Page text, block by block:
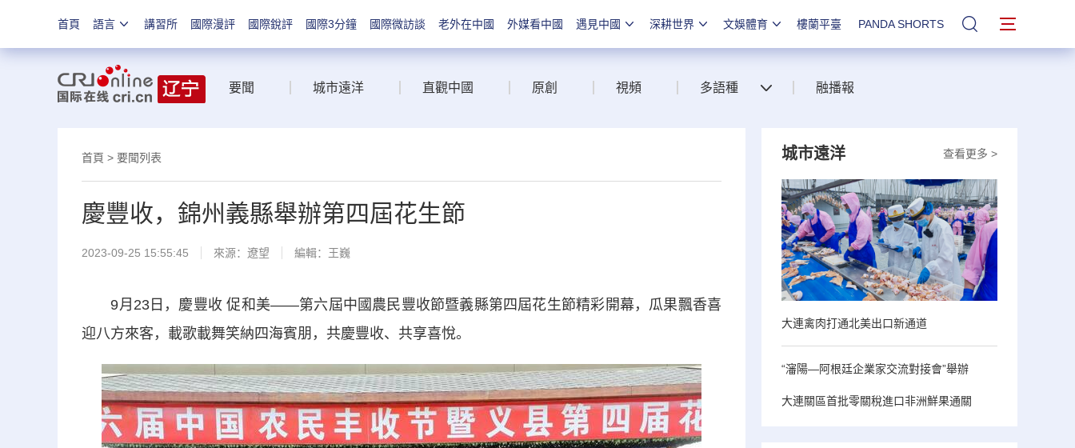
首頁 語言 講習所 國際漫評 國際銳評 國際3分鐘 國際微訪談 老外在中國 外媒看中國 遇見中國 深耕世界 文娛體育 樓蘭平臺 PANDA SHORTS 站內搜索
要聞 城市遠洋 直觀中國 原創 視頻 多語種 融播報
首頁 > 要聞列表
慶豐收，錦州義縣舉辦第四屆花生節
2023-09-25 15:55:45 來源： 遼望 編輯：王巍
9月23日，慶豐收 促和美——第六屆中國農民豐收節暨義縣第四屆花生節精彩開幕，瓜果飄香喜
迎八方來客，載歌載舞笑納四海賓朋，共慶豐收、共享喜悅。
查看更多 >
城市遠洋
大連禽肉打通北美出口新通道
“瀋陽—阿根廷企業家交流對接會”舉辦
大連關區首批零關稅進口非洲鮮果通關